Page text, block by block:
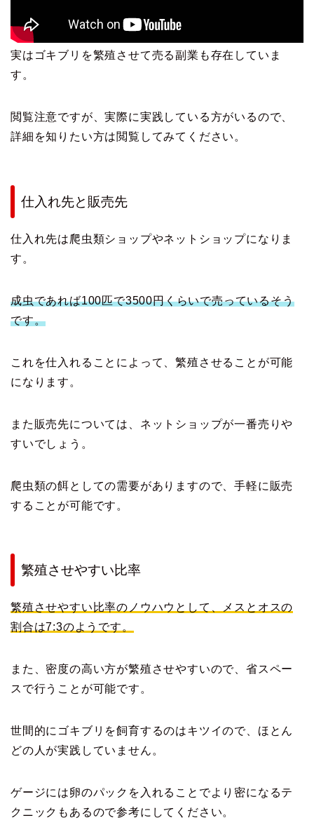
実はゴキブリを繁殖させて売る副業も存在していま
す。
閲覧注意ですが、実際に実践している方がいるので、
詳細を知りたい方は閲覧してみてください。
仕入れ先と販売先
仕入れ先は爬虫類ショップやネットショップになりま
す。
成虫であれば100匹で3500円くらいで売っているそう
です。
これを仕入れることによって、繁殖させることが可能
になります。
また販売先については、ネットショップが一番売りや
すいでしょう。
爬虫類の餌としての需要がありますので、手軽に販売
することが可能です。
繁殖させやすい比率
繁殖させやすい比率のノウハウとして、メスとオスの
割合は7:3のようです。
また、密度の高い方が繁殖させやすいので、省スペー
スで行うことが可能です。
世間的にゴキブリを飼育するのはキツイので、ほとん
どの人が実践していません。
ゲージには卵のパックを入れることでより密になるテ
クニックもあるので参考にしてください。